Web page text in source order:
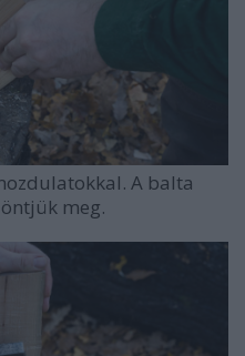
A balta
meg.